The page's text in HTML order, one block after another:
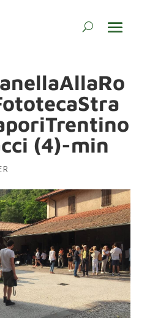
(4)-min